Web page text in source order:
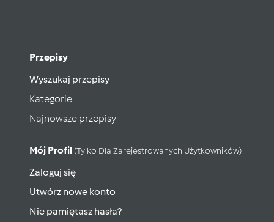
Przepisy
Wyszukaj przepisy
Kategorie
Najnowsze przepisy
Mój Profil (tylko Dla Zarejestrowanych Użytkowników)
Zaloguj się
Utwórz nowe konto
Nie pamiętasz hasła?